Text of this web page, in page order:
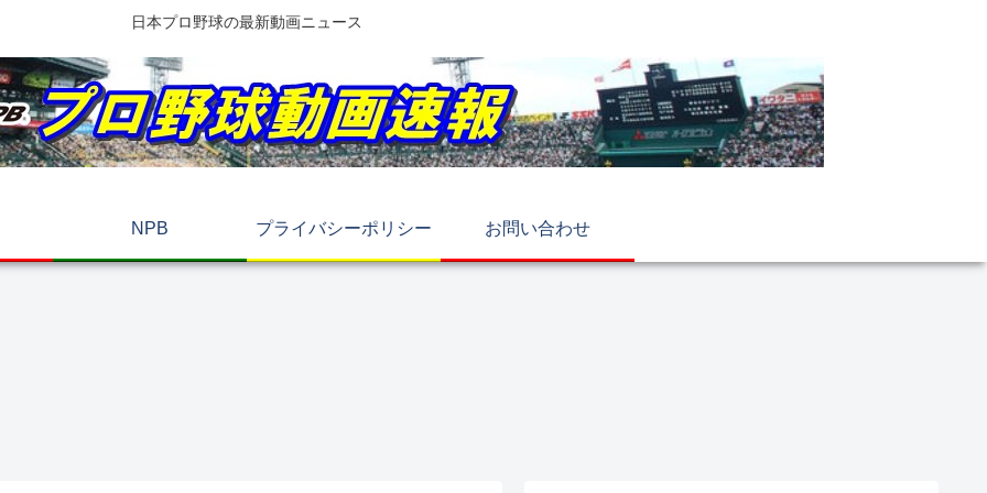
日本プロ野球の最新動画ニュース
NPB プライバシーポリシー お問い合わせ